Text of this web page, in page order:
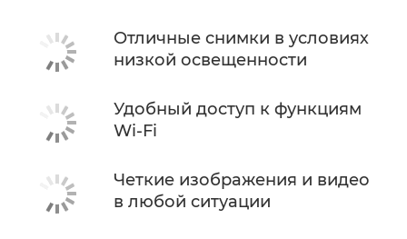
Отличные снимки в условиях
низкой освещенности
Удобный доступ к функциям
Wi-Fi
Четкие изображения и видео
в любой ситуации